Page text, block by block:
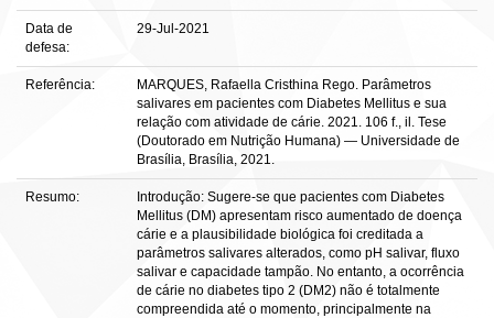
Data de
defesa:
29-Jul-2021
Referência:
MARQUES, Rafaella Cristhina Rego. Parâmetros
salivares em pacientes com Diabetes Mellitus e sua
relação com atividade de cárie. 2021. 106 f., il. Tese
(Doutorado em Nutrição Humana) — Universidade de
Brasília, Brasília, 2021.
Resumo:
Introdução: Sugere-se que pacientes com Diabetes
Mellitus (DM) apresentam risco aumentado de doença
cárie e a plausibilidade biológica foi creditada a
parâmetros salivares alterados, como pH salivar, fluxo
salivar e capacidade tampão. No entanto, a ocorrência
de cárie no diabetes tipo 2 (DM2) não é totalmente
compreendida até o momento, principalmente na